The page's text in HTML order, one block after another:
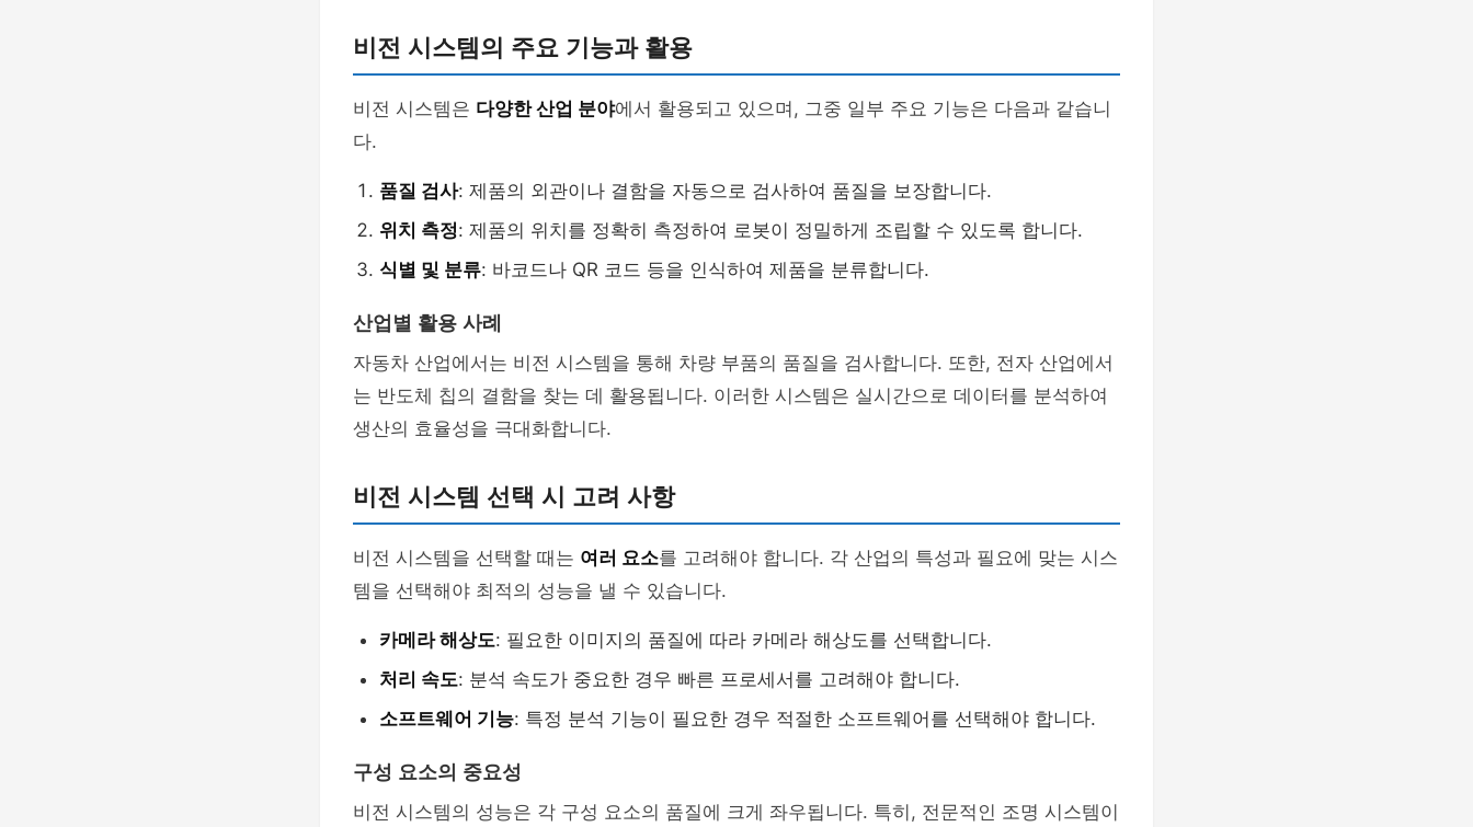
비전 시스템의 주요 기능과 활용
비전 시스템은 다양한 산업 분야에서 활용되고 있으며, 그중 일부 주요 기능은 다음과 같습니
다.
품질 검사: 제품의 외관이나 결함을 자동으로 검사하여 품질을 보장합니다.
위치 측정: 제품의 위치를 정확히 측정하여 로봇이 정밀하게 조립할 수 있도록 합니다.
식별 및 분류: 바코드나 QR 코드 등을 인식하여 제품을 분류합니다.
산업별 활용 사례
자동차 산업에서는 비전 시스템을 통해 차량 부품의 품질을 검사합니다. 또한, 전자 산업에서
는 반도체 칩의 결함을 찾는 데 활용됩니다. 이러한 시스템은 실시간으로 데이터를 분석하여
생산의 효율성을 극대화합니다.
비전 시스템 선택 시 고려 사항
비전 시스템을 선택할 때는 여러 요소를 고려해야 합니다. 각 산업의 특성과 필요에 맞는 시스
템을 선택해야 최적의 성능을 낼 수 있습니다.
카메라 해상도: 필요한 이미지의 품질에 따라 카메라 해상도를 선택합니다.
처리 속도: 분석 속도가 중요한 경우 빠른 프로세서를 고려해야 합니다.
소프트웨어 기능: 특정 분석 기능이 필요한 경우 적절한 소프트웨어를 선택해야 합니다.
구성 요소의 중요성
비전 시스템의 성능은 각 구성 요소의 품질에 크게 좌우됩니다. 특히, 전문적인 조명 시스템이